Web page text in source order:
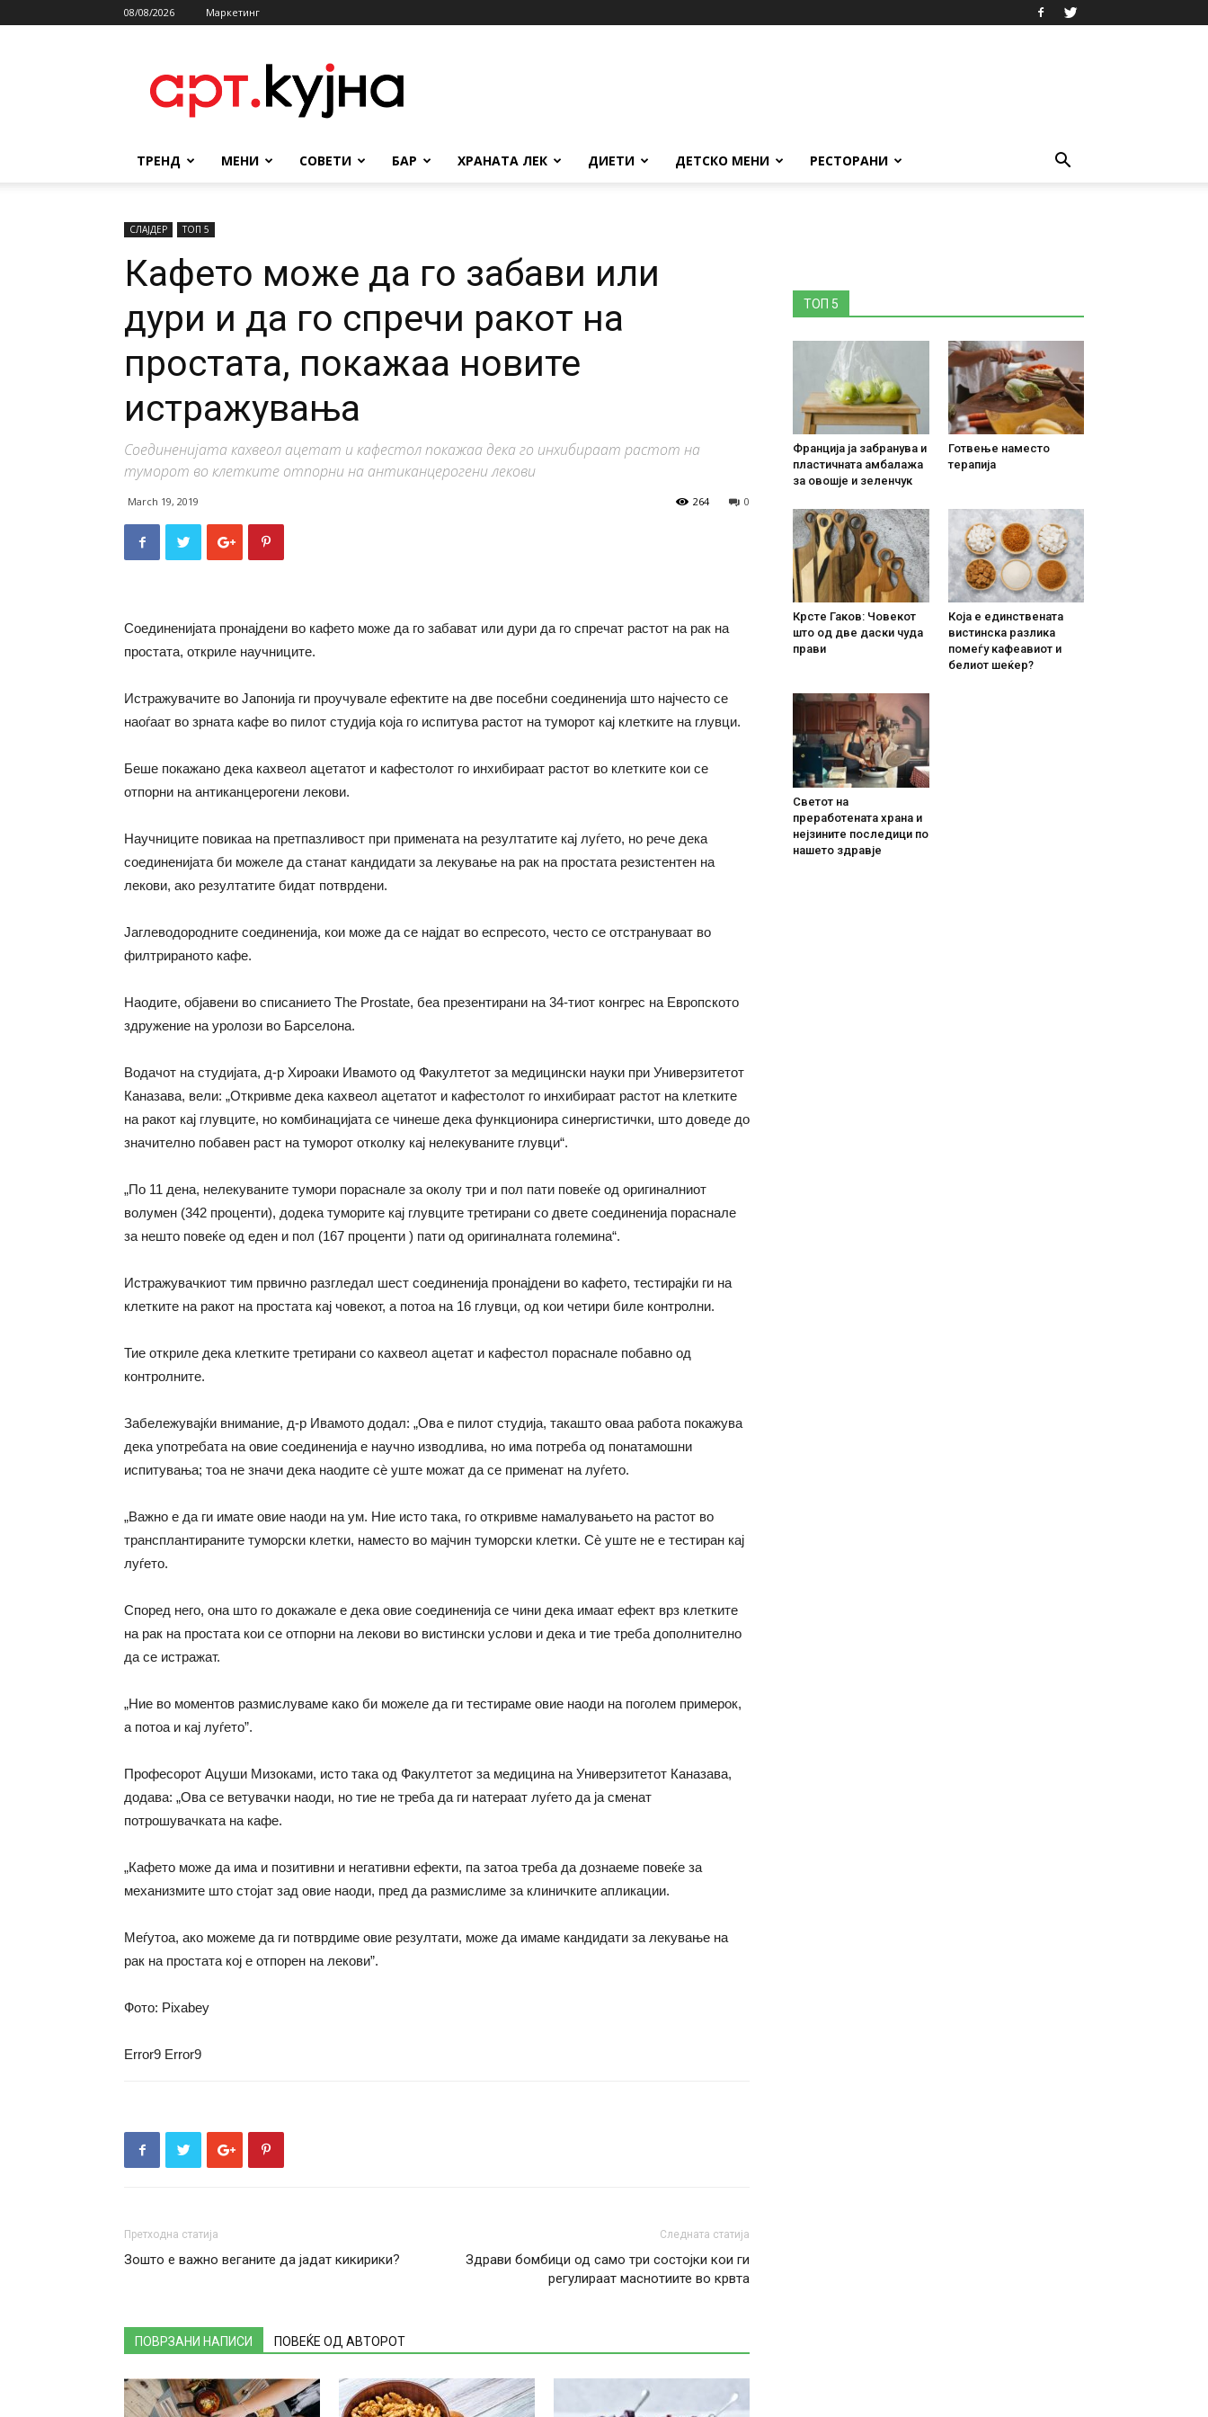
08/08/2026 Маркетинг
ТРЕНД МЕНИ СОВЕТИ БАР ХРАНАТА ЛЕК ДИЕТИ ДЕТСКО МЕНИ РЕСТОРАНИ
СЛАЈДЕР ТОП 5
Кафето може да го забави или
дури и да го спречи ракoт на
простата, покажаа новите
истражувања
Соединенијата кахвеол ацетат и кафестол покажаа дека го инхибираат растот на
туморот во клетките отпорни на антиканцерогени лекови
March 19, 2019 0
264
Соединенијата пронајдени во кафето може да го забават или дури да го спречат растот на рак на
простата, откриле научниците.
Истражувачите во Јапонија ги проучувале ефектите на две посебни соединенија што најчесто се
наоѓаат во зрната кафе во пилот студија која го испитува растот на туморот кај клетките на глувци.
Беше покажано дека кахвеол ацетатот и кафестолот го инхибираат растот во клетките кои се
отпорни на антиканцерогени лекови.
Научниците повикаа на претпазливост при примената на резултатите кај луѓето, но рече дека
соединенијата би можеле да станат кандидати за лекување на рак на простата резистентен на
лекови, ако резултатите бидат потврдени.
Јаглеводородните соединенија, кои може да се најдат во еспресото, често се отстрануваат во
филтрираното кафе.
Наодите, објавени во списанието The Prostate, беа презентирани на 34-тиот конгрес на Европското
здружение на уролози во Барселона.
Водачот на студијата, д-р Хироаки Ивамото од Факултетот за медицински науки при Универзитетот
Каназава, вели: „Откривме дека кахвеол ацетатот и кафестолот го инхибираат растот на клетките
на ракот кај глувците, но комбинацијата се чинеше дека функционира синергистички, што доведе до
значително побавен раст на туморот отколку кај нелекуваните глувци“.
„По 11 дена, нелекуваните тумори пораснале за околу три и пол пати повеќе од оригиналниот
волумен (342 проценти), додека туморите кај глувците третирани со двете соединенија пораснале
за нешто повеќе од еден и пол (167 проценти ) пати од оригиналната големина“.
Истражувачкиот тим првично разгледал шест соединенија пронајдени во кафето, тестирајќи ги на
клетките на ракот на простата кај човекот, а потоа на 16 глувци, од кои четири биле контролни.
Тие откриле дека клетките третирани со кахвеол ацетат и кафестол пораснале побавно од
контролните.
Забележувајќи внимание, д-р Ивамото додал: „Ова е пилот студија, такашто оваа работа покажува
дека употребата на овие соединенија е научно изводлива, но има потреба од понатамошни
испитувања; тоа не значи дека наодите сѐ уште можат да се применат на луѓето.
„Важно е да ги имате овие наоди на ум. Ние исто така, го откривме намалувањето на растот во
трансплантираните туморски клетки, наместо во мајчин туморски клетки. Сè уште не е тестиран кај
луѓето.
Според него, она што го докажале е дека овие соединенија се чини дека имаат ефект врз клетките
на рак на простата кои се отпорни на лекови во вистински услови и дека и тие треба дополнително
да се истражат.
„Ние во моментов размислуваме како би можеле да ги тестираме овие наоди на поголем примерок,
а потоа и кај луѓето”.
Професорот Ацуши Мизоками, исто така од Факултетот за медицина на Универзитетот Каназава,
додава: „Ова се ветувачки наоди, но тие не треба да ги натераат луѓето да ја сменат
потрошувачката на кафе.
„Кафето може да има и позитивни и негативни ефекти, па затоа треба да дознаеме повеќе за
механизмите што стојат зад овие наоди, пред да размислиме за клиничките апликации.
Меѓутоа, ако можеме да ги потврдиме овие резултати, може да имаме кандидати за лекување на
рак на простата кој е отпорен на лекови”.
Фото: Pixabey
Error9 Error9
Претходна статија
Зошто е важно веганите да јадат кикирики?
Следната статија
Здрави бомбици од само три состојки кои ги
регулираат маснотиите во крвта
ПОВРЗАНИ НАПИСИ ПОВЕЌЕ ОД АВТОРОТ
ТОП 5
Франција ја забранува и
пластичната амбалажа
за овошје и зеленчук
Готвење наместо
терапија
Крсте Гаков: Човекот
што од две даски чуда
прави
Која е единствената
вистинска разлика
помеѓу кафеавиот и
белиот шеќер?
Светот на
преработената храна и
нејзините последици по
нашето здравје